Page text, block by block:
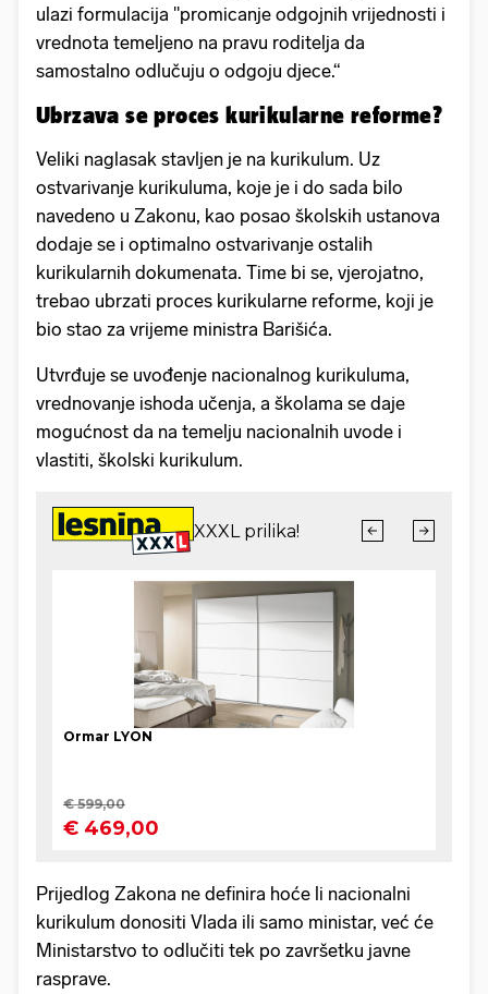
ulazi formulacija "promicanje odgojnih vrijednosti i
vrednota temeljeno na pravu roditelja da
samostalno odlučuju o odgoju djece.“
Ubrzava se proces kurikularne reforme?
Veliki naglasak stavljen je na kurikulum. Uz
ostvarivanje kurikuluma, koje je i do sada bilo
navedeno u Zakonu, kao posao školskih ustanova
dodaje se i optimalno ostvarivanje ostalih
kurikularnih dokumenata. Time bi se, vjerojatno,
trebao ubrzati proces kurikularne reforme, koji je
bio stao za vrijeme ministra Barišića.
Utvrđuje se uvođenje nacionalnog kurikuluma,
vrednovanje ishoda učenja, a školama se daje
mogućnost da na temelju nacionalnih uvode i
vlastiti, školski kurikulum.
Prijedlog Zakona ne definira hoće li nacionalni
kurikulum donositi Vlada ili samo ministar, već će
Ministarstvo to odlučiti tek po završetku javne
rasprave.